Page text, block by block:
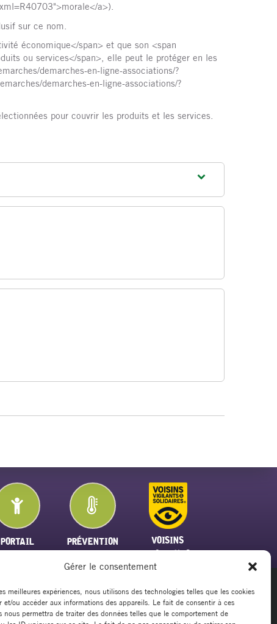
Gérer le consentement
meilleures expériences, nous utilisons des technologies telles que les cookies
et/ou accéder aux informations des appareils. Le fait de consentir à ces
nous permettra de traiter des données telles que le comportement de
a>).
sur ce nom.
économique</span> et que son <span
ou services</span>, elle peut le protéger en les
demarches-en-ligne-associations/?
demarches-en-ligne-associations/?
pour couvrir les produits et les services.
PORTAIL
PRÉVENTION
VOISINS
VIGILANTS